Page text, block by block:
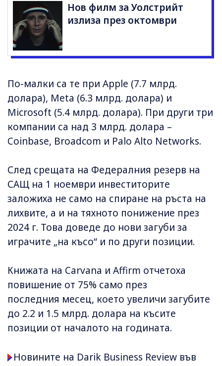
Нов филм за Уолстрийт
излиза през октомври
По-малки са те при Apple (7.7 млрд.
долара), Meta (6.3 млрд. долара) и
Microsoft (5.4 млрд. долара). При други три
компании са над 3 млрд. долара –
Coinbase, Broadcom и Palo Alto Networks.
След срещата на Федералния резерв на
САЩ на 1 ноември инвеститорите
заложиха не само на спиране на ръста на
лихвите, а и на тяхното понижение през
2024 г. Това доведе до нови загуби за
играчите „на късо“ и по други позиции.
Книжата на Carvana и Affirm отчетоха
повишение от 75% само през
последния месец, което увеличи загубите
до 2.2 и 1.5 млрд. долара на късите
позиции от началото на годината.
Новините на Darik Business Review във